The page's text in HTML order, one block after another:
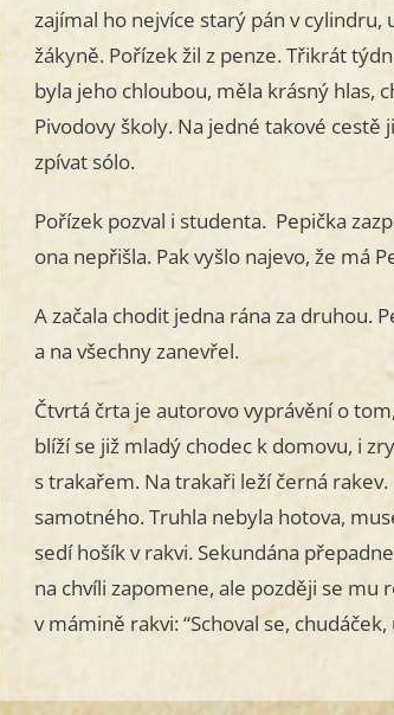
zajímal ho nejvíce starý pán v cylindru,
žákyně. Pořízek žil z penze. Třikrát
byla jeho chloubou, měla krásný hlas,
Pivodovy školy. Na jedné takové cestě
zpívat sólo.
Pořízek pozval i studenta. Pepička
ona nepřišla. Pak vyšlo najevo, že má
A začala chodit jedna rána za druhou.
a na všechny zanevřel.
Čtvrtá črta je autorovo vyprávění o
blíží se již mladý chodec k domovu, i
s trakařem. Na trakaři leží černá
samotného. Truhla nebyla hotova,
sedí hošík v rakvi. Sekundána
na chvíli zapomene, ale později se
v mámině rakvi: “Schoval se, chudáček,